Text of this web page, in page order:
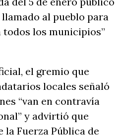
al pueblo para
todos los municipios”
el gremio que
locales señaló
“van en contravía
y advirtió que
Fuerza Pública de